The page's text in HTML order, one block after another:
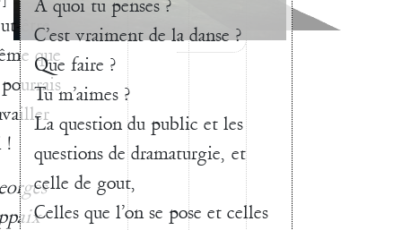
être
que
!
A quoi tu penses ?
C’est vraiment de la danse ?
Que faire ?
Tu m’aimes ?
La question du public et les
questions de dramaturgie, et
celle de gout,
Celles que l’on se pose et celles